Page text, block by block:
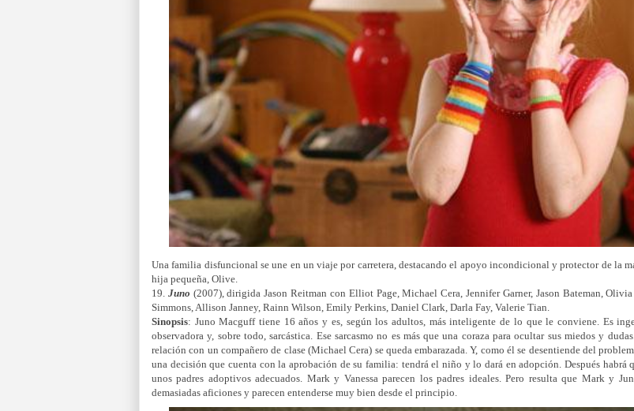
Una familia disfuncional se une en un viaje por carretera, destacando el apoyo incondicional y protector de la
hija pequeña, Olive.
19. Juno (2007), dirigida Jason Reitman con Elliot Page, Michael Cera, Jennifer Garner, Jason Bateman,
Simmons, Allison Janney, Rainn Wilson, Emily Perkins, Daniel Clark, Darla Fay, Valerie Tian.
Sinopsis: Juno Macguff tiene 16 años y es, según los adultos, más inteligente de lo que le conviene. Es
observadora y, sobre todo, sarcástica. Ese sarcasmo no es más que una coraza para ocultar sus miedos y
relación con un compañero de clase (Michael Cera) se queda embarazada. Y, como él se desentiende del
una decisión que cuenta con la aprobación de su familia: tendrá el niño y lo dará en adopción. Después habrá
unos padres adoptivos adecuados. Mark y Vanessa parecen los padres ideales. Pero resulta que Mark y
demasiadas aficiones y parecen entenderse muy bien desde el principio.